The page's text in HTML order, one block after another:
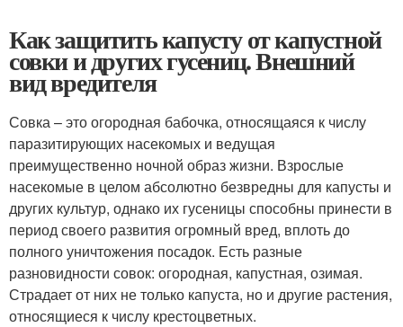
Как защитить капусту от капустной
совки и других гусениц. Внешний
вид вредителя
Совка – это огородная бабочка, относящаяся к числу
паразитирующих насекомых и ведущая
преимущественно ночной образ жизни. Взрослые
насекомые в целом абсолютно безвредны для капусты и
других культур, однако их гусеницы способны принести в
период своего развития огромный вред, вплоть до
полного уничтожения посадок. Есть разные
разновидности совок: огородная, капустная, озимая.
Страдает от них не только капуста, но и другие растения,
относящиеся к числу крестоцветных.